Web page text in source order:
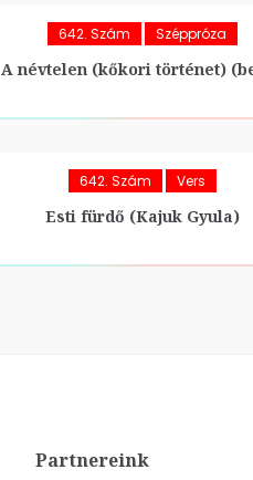
642. Szám Széppróza
A névtelen (kőkori történet)
642. Szám Vers
Esti fürdő (Kajuk Gyula)
Partnereink